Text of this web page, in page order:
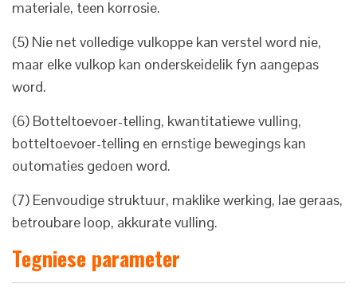
materiale, teen korrosie.
(5) Nie net volledige vulkoppe kan verstel word nie,
maar elke vulkop kan onderskeidelik fyn aangepas
word.
(6) Botteltoevoer-telling, kwantitatiewe vulling,
botteltoevoer-telling en ernstige bewegings kan
outomaties gedoen word.
(7) Eenvoudige struktuur, maklike werking, lae geraas,
betroubare loop, akkurate vulling.
Tegniese parameter